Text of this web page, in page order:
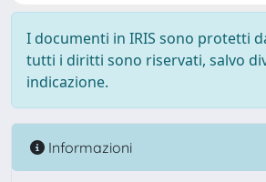
I documenti in IRIS sono protetti
tutti i diritti sono riservati, salvo
indicazione.
Informazioni